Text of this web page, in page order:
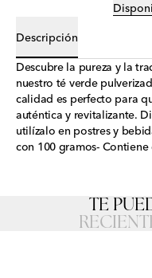
Descripción
Descubre la pureza y la
nuestro té verde
calidad es perfecto para
auténtica y revitalizante.
utilízalo en postres y
con 100 gramos-
TE